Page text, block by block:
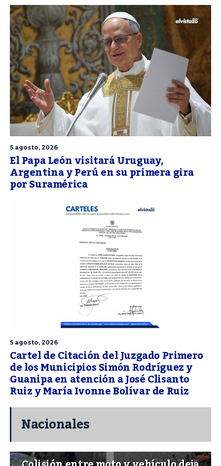
5 agosto, 2026
El Papa León visitará Uruguay,
Argentina y Perú en su primera gira
por Suramérica
5 agosto, 2026
Cartel de Citación del Juzgado Primero
de los Municipios Simón Rodríguez y
Guanipa en atención a José Clisanto
Ruiz y María Ivonne Bolívar de Ruiz
Nacionales